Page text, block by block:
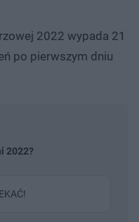
2022 wypada 21
po pierwszym dniu
2022?